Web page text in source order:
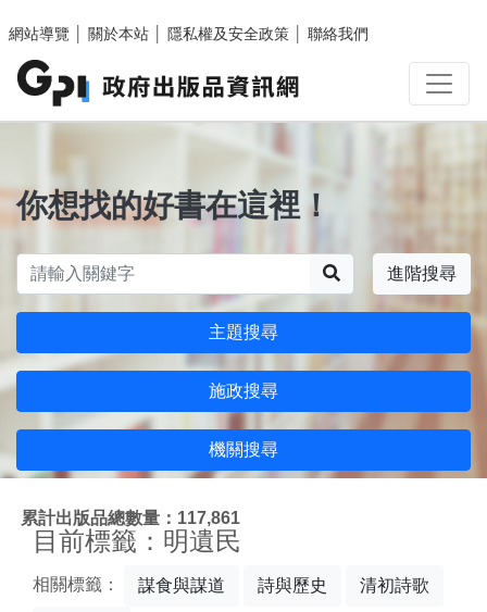
網站導覽
關於本站 隱私權及安全政策 聯絡我們
你想找的好書在這裡！
進階搜尋
主題搜尋
施政搜尋
機關搜尋
累計出版品總數量：117,861
目前標籤：明遺民
相關標籤： 謀食與謀道 詩與歷史 清初詩歌